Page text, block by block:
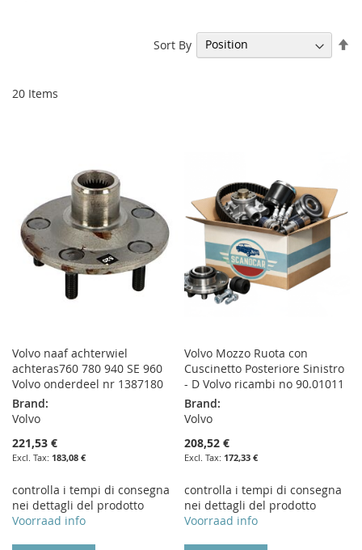
20 Items
Sort By
Volvo naaf achterwiel
achteras760 780 940 SE 960
Volvo onderdeel nr 1387180
Brand:
Volvo
221,53 €
183,08 €
controlla i tempi di consegna
nei dettagli del prodotto
Voorraad info
Volvo Mozzo Ruota con
Cuscinetto Posteriore Sinistro
- D Volvo ricambi no 90.01011
Brand:
Volvo
208,52 €
172,33 €
controlla i tempi di consegna
nei dettagli del prodotto
Voorraad info